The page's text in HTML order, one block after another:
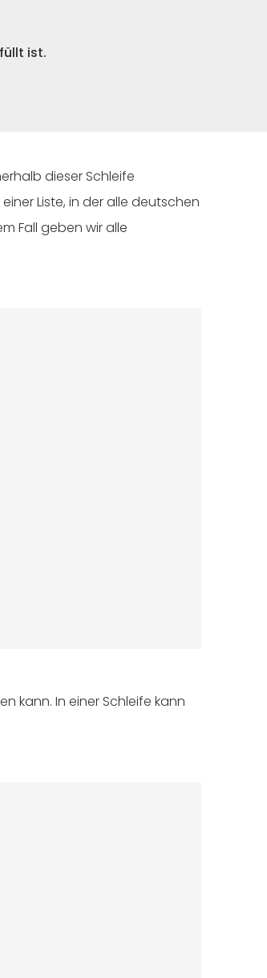
ist.
dieser Schleife
Liste, in der alle deutschen
Fall geben wir alle
kann. In einer Schleife kann